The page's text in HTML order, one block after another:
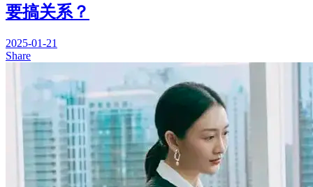
要搞关系？
2025-01-21
Share